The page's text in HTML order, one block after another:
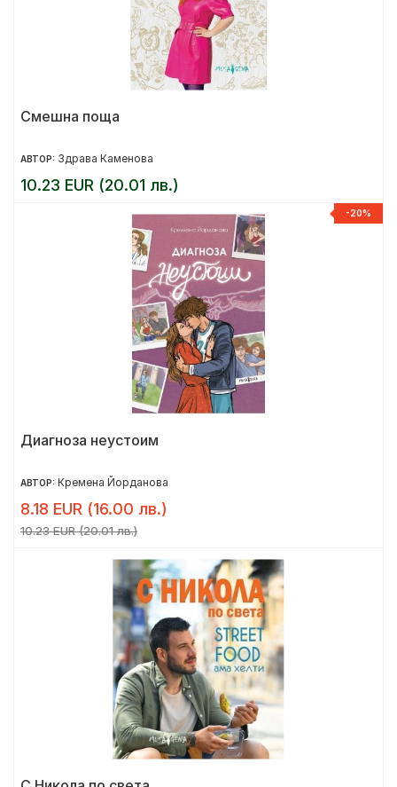
Смешна поща
АВТОР: Здрава Каменова
10.23 EUR (20.01 лв.)
-20%
Диагноза неустоим
АВТОР: Кремена Йорданова
8.18 EUR (16.00 лв.)
10.23 EUR (20.01 лв.)